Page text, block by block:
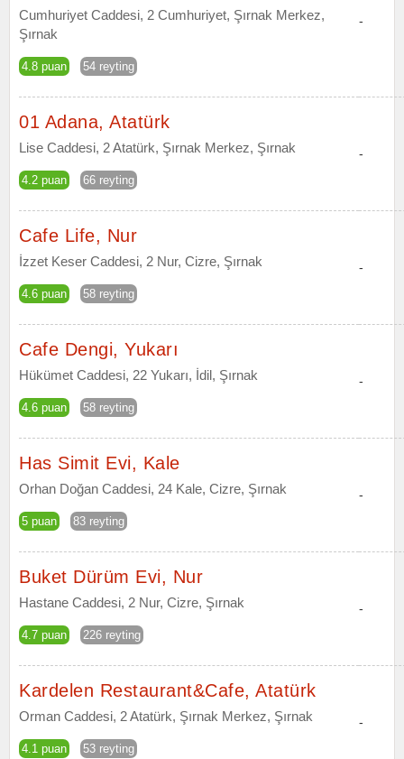
Cumhuriyet Caddesi, 2 Cumhuriyet, Şırnak Merkez,
Şırnak
4.8 puan 54 reyting
-
01 Adana, Atatürk
Lise Caddesi, 2 Atatürk, Şırnak Merkez, Şırnak
4.2 puan 66 reyting
-
Cafe Life, Nur
İzzet Keser Caddesi, 2 Nur, Cizre, Şırnak
4.6 puan 58 reyting
-
Cafe Dengi, Yukarı
Hükümet Caddesi, 22 Yukarı, İdil, Şırnak
4.6 puan 58 reyting
-
Has Simit Evi, Kale
Orhan Doğan Caddesi, 24 Kale, Cizre, Şırnak
5 puan 83 reyting
-
Buket Dürüm Evi, Nur
Hastane Caddesi, 2 Nur, Cizre, Şırnak
4.7 puan 226 reyting
-
Kardelen Restaurant&Cafe, Atatürk
Orman Caddesi, 2 Atatürk, Şırnak Merkez, Şırnak
4.1 puan 53 reyting
-